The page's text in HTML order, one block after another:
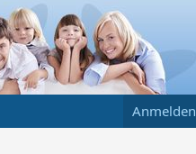
Anmelden